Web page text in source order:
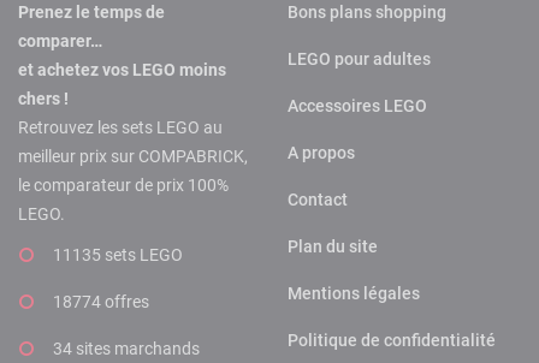
Prenez le temps de
comparer…
et achetez vos LEGO moins
chers !
Retrouvez les sets LEGO au
meilleur prix sur COMPABRICK,
le comparateur de prix 100%
LEGO.
11135 sets LEGO
18774 offres
34 sites marchands
Bons plans shopping
LEGO pour adultes
Accessoires LEGO
A propos
Contact
Plan du site
Mentions légales
Politique de confidentialité